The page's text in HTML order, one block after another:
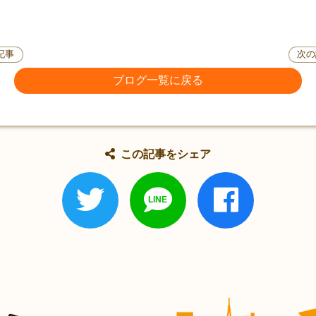
事
ブログ一覧に戻る
次
この記事をシェア